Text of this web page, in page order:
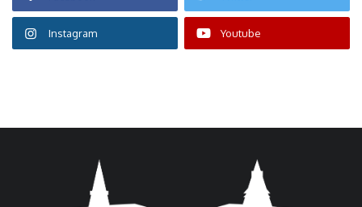
Instagram Youtube